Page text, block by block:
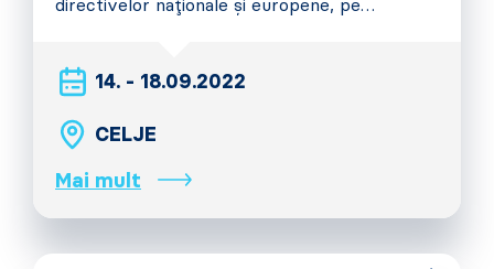
directivelor naționale și europene, pe…
14. - 18.09.2022
CELJE
Mai mult